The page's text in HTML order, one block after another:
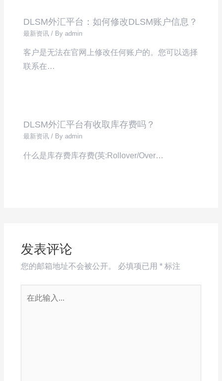
DLSM外汇平台：如何修改DLSM账户信息？
最新资讯 / Byadmin
客户是无法在官网上修改任何账户的。您可以选择
联系在…
DLSM外汇平台有收取库存费吗？
最新资讯 / Byadmin
什么是库存费库存费(英:Rollover/Over…
发表评论
您的邮箱地址不会被公开。 必填项已用 *标注